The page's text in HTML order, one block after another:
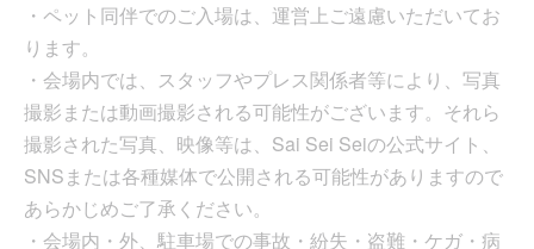
・ペット同伴でのご入場は、運営上ご遠慮いただいてお
ります。
・会場内では、スタッフやプレス関係者等により、写真
撮影または動画撮影される可能性がございます。それら
撮影された写真、映像等は、Sai Sei Seiの公式サイト、
SNSまたは各種媒体で公開される可能性がありますので
あらかじめご了承ください。
・会場内・外、駐車場での事故・紛失・盗難・ケガ・病